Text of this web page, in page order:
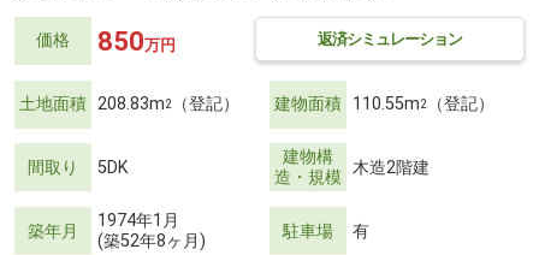
価格 返済シミュレーション
850万円
土地面積 208.83m2 （登記） 建物面積 110.55m2 （登記）
間取り 5DK
建物構
造・規模 木造2階建
築年月
1974年1月
(築52年8ヶ月)
駐車場 有